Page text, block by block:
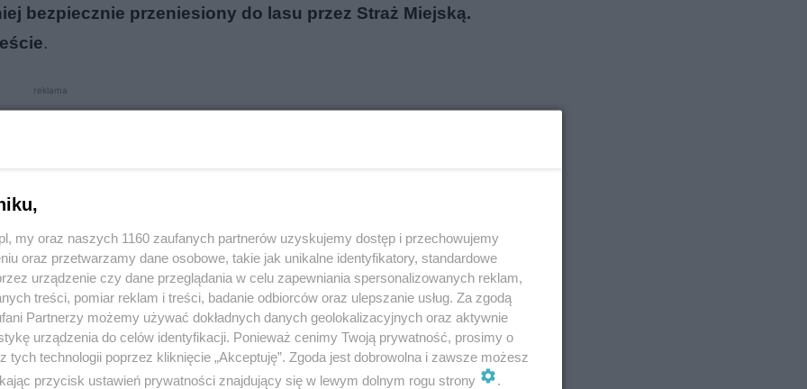
bezpiecznie przeniesiony do lasu przez Straż Miejską.
.
reklama
my oraz naszych 1160 zaufanych partnerów uzyskujemy dostęp i przechowujemy
oraz przetwarzamy dane osobowe, takie jak unikalne identyfikatory, standardowe
urządzenie czy dane przeglądania w celu zapewniania spersonalizowanych reklam,
treści, pomiar reklam i treści, badanie odbiorców oraz ulepszanie usług. Za zgodą
Partnerzy możemy używać dokładnych danych geolokalizacyjnych oraz aktywnie
urządzenia do celów identyfikacji. Ponieważ cenimy Twoją prywatność, prosimy o
tych technologii poprzez kliknięcie „Akceptuję”. Zgoda jest dobrowolna i zawsze możesz
przycisk ustawień prywatności znajdujący się w lewym dolnym rogu strony
.